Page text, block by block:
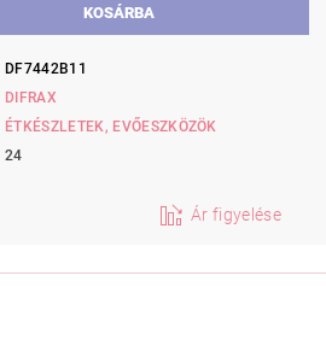
DF7442B11
DIFRAX
ÉTKÉSZLETEK, EVŐESZKÖZÖK
24
Ár figyelése